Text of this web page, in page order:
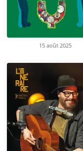
15 août 2025